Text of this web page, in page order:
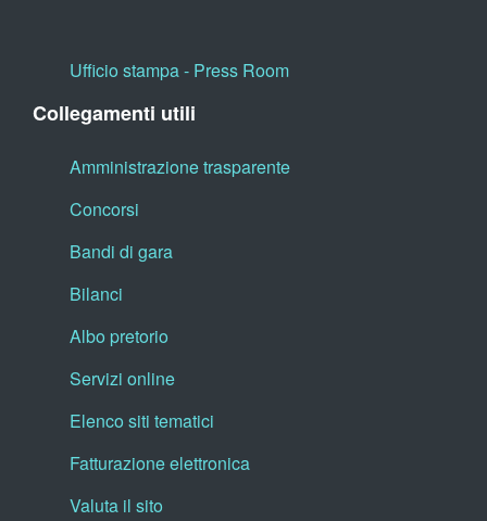
Ufficio stampa - Press Room
Collegamenti utili
Amministrazione trasparente
Concorsi
Bandi di gara
Bilanci
Albo pretorio
Servizi online
Elenco siti tematici
Fatturazione elettronica
Valuta il sito